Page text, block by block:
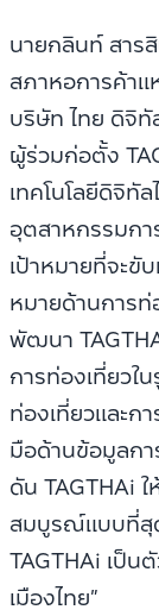
นายกลินท์ สาร
สภาหอการค้าแ
บริษัท ไทย ดิจิ
ผู้ร่วมก่อตั้ง
เทคโนโลยีดิจิทั
อุตสาหกรรมกา
เป้าหมายที่จะขั
หมายด้านการท่
พัฒนา
การท่องเที่ยว
ท่องเที่ยวและก
มือด้านข้อมูลก
ดัน TAGTHAi
สมบูรณ์แบบที่สุ
TAGTHAi เป็น
เมืองไทย”